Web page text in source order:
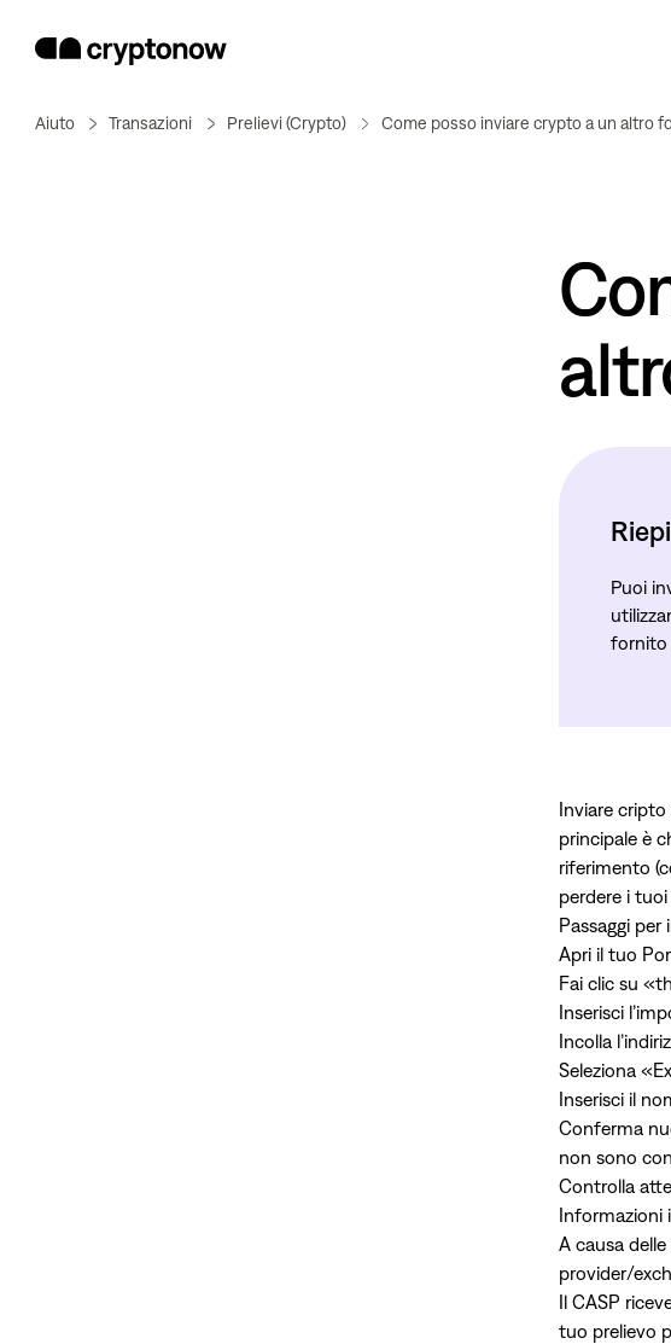
Aiuto Transazioni Prelievi (Crypto) Come posso inviare crypto a un altro
Puoi
fornito
Inviare
principale è
riferimento
perdere i
Passaggi
Apri il tuo
Fai clic su
Inserisci
Incolla
Seleziona
Inserisci il
Conferma
non sono
Controlla
A causa
provider/
Il CASP
tuo prelievo